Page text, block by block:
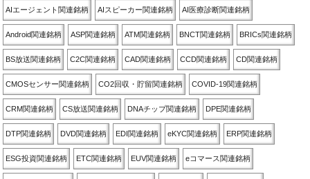
AIエージェント関連銘柄 AIスピーカー関連銘柄 AI医療診断関連銘柄
Android関連銘柄 ASP関連銘柄 ATM関連銘柄 BNCT関連銘柄 BRICs関連銘柄
BS放送関連銘柄 C2C関連銘柄 CAD関連銘柄 CCD関連銘柄 CD関連銘柄
CMOSセンサー関連銘柄 CO2回収・貯留関連銘柄 COVID-19関連銘柄
CRM関連銘柄 CS放送関連銘柄 DNAチップ関連銘柄 DPE関連銘柄
DTP関連銘柄 DVD関連銘柄 EDI関連銘柄 eKYC関連銘柄 ERP関連銘柄
ESG投資関連銘柄 ETC関連銘柄 EUV関連銘柄 eコマース関連銘柄